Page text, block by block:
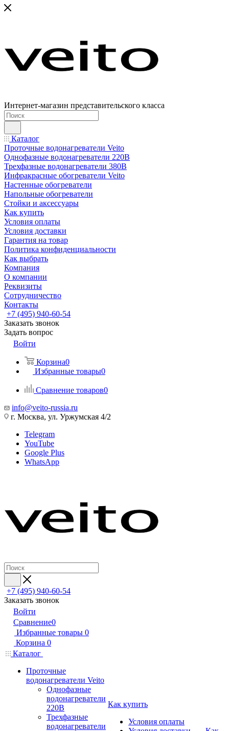
Интернет-магазин представительского класса
Каталог
Проточные водонагреватели Veito
Однофазные водонагреватели 220В
Трехфазные водонагреватели 380В
Инфракрасные обогреватели Veito
Настенные обогреватели
Напольные обогреватели
Стойки и аксессуары
Как купить
Условия оплаты
Условия доставки
Гарантия на товар
Политика конфиденциальности
Как выбрать
Компания
О компании
Реквизиты
Сотрудничество
Контакты
+7 (495) 940-60-54
Заказать звонок
Задать вопрос
Войти
Корзина0
Избранные товары0
Сравнение товаров0
info@veito-russia.ru
г. Москва, ул. Уржумская 4/2
Telegram
YouTube
Google Plus
WhatsApp
+7 (495) 940-60-54
Заказать звонок
Войти
Сравнение0
Избранные товары 0
Корзина 0
Каталог
Проточные
водонагреватели Veito
Однофазные
водонагреватели
220В
Трехфазные
водонагреватели
Как купить
Условия оплаты